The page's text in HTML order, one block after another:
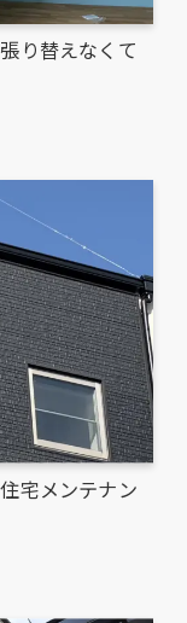
り替えなくて
宅メンテナン